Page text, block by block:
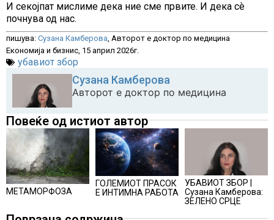
И секојпат мислиме дека ние сме првите. И дека сè
почнува од нас.
пишува: Сузана Камберова, Авторот е доктор по медицина
Економија и бизнис, 15 април 2026г.
убавиот збор
Сузана Камберова
Авторот е доктор по медицина
Повеќе од истиот автор
МЕТАМОРФОЗА
ГОЛЕМИОТ ПРАСОК
Е ИНТИМНА РАБОТА
УБАВИОТ ЗБОР |
Сузана Камберова:
ЗЕЛЕНО СРЦЕ